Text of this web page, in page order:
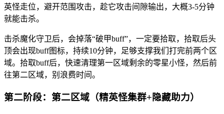
英怪走位，避开范围攻击，趁它攻击间隙输出，大概3-5分钟
就能击杀。
击杀魔化守卫后，会掉落“破甲buff”，一定要拾取，拾取后头
顶会出现buff图标，持续10分钟，足够支撑我们打完前两个区
域。拾取buff后，快速清理第一区域剩余的零星小怪，然后前
往第二区域，别浪费时间。
第二阶段：第二区域（精英怪集群+隐藏助力）